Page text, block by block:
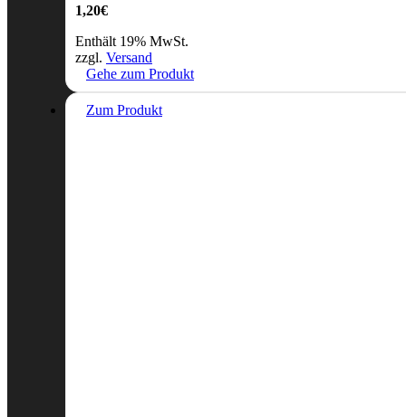
1,20€
Enthält 19% MwSt.
zzgl. Versand
Gehe zum Produkt
Zum Produkt